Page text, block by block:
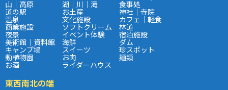
山｜高原 湖｜川｜滝 食事処
道の駅 お土産 神社｜寺院
温泉 文化施設 カフェ｜軽食
商業施設 ソフトクリーム 林道
夜景 イベント体験 宿泊施設
美術館｜資料館 海鮮 ダム
キャンプ場 スイーツ 珍スポット
動植物園 お肉 麺類
お酒 ライダーハウス
東西南北の端